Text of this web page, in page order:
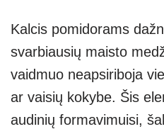
Kalcis pomidorams
svarbiausių maisto
vaidmuo neapsiriboja
ar vaisių kokybe. Šis
audinių formavimuisi,